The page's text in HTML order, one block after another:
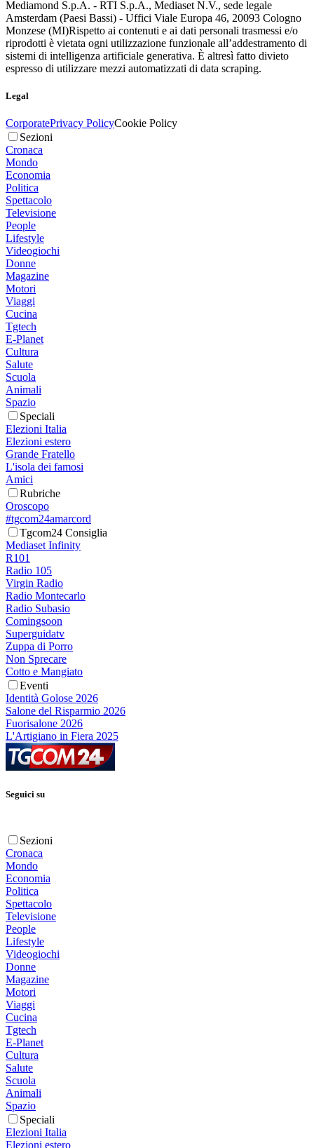
Mediamond S.p.A. - RTI S.p.A., Mediaset N.V., sede legale
Amsterdam (Paesi Bassi) - Uffici Viale Europa 46, 20093 Cologno
Monzese (MI)Rispetto ai contenuti e ai dati personali trasmessi e/o
riprodotti è vietata ogni utilizzazione funzionale all’addestramento di
sistemi di intelligenza artificiale generativa. È altresì fatto divieto
espresso di utilizzare mezzi automatizzati di data scraping.
Legal
CorporatePrivacy PolicyCookie Policy
Sezioni
Cronaca
Mondo
Economia
Politica
Spettacolo
Televisione
People
Lifestyle
Videogiochi
Donne
Magazine
Motori
Viaggi
Cucina
Tgtech
E-Planet
Cultura
Salute
Scuola
Animali
Spazio
Speciali
Elezioni Italia
Elezioni estero
Grande Fratello
L'isola dei famosi
Amici
Rubriche
Oroscopo
#tgcom24amarcord
Tgcom24 Consiglia
Mediaset Infinity
R101
Radio 105
Virgin Radio
Radio Montecarlo
Radio Subasio
Comingsoon
Superguidatv
Zuppa di Porro
Non Sprecare
Cotto e Mangiato
Eventi
Identità Golose 2026
Salone del Risparmio 2026
Fuorisalone 2026
L'Artigiano in Fiera 2025
Seguici su
Sezioni
Cronaca
Mondo
Economia
Politica
Spettacolo
Televisione
People
Lifestyle
Videogiochi
Donne
Magazine
Motori
Viaggi
Cucina
Tgtech
E-Planet
Cultura
Salute
Scuola
Animali
Spazio
Speciali
Elezioni Italia
Elezioni estero